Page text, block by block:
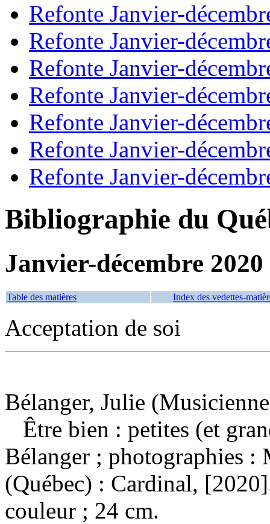
Refonte Janvier-
Refonte Janvier-
Refonte Janvier-
Refonte Janvier-
Refonte Janvier-
Refonte Janvier-
Refonte Janvier-
Bibliographie du
Janvier-décembre 2020
Table des matières Index des vedettes-
Acceptation de soi
Bélanger, Julie
Être bien : petites (et
Bélanger ; photographies
(Québec) : Cardinal,
couleur ; 24 cm.